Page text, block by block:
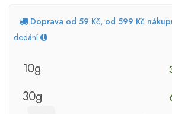
Doprava od 59 Kč, od 599 Kč
dodání
10g
30g